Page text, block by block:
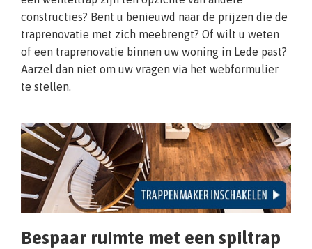
constructies? Bent u benieuwd naar de prijzen die de
traprenovatie met zich meebrengt? Of wilt u weten
of een traprenovatie binnen uw woning in Lede past?
Aarzel dan niet om uw vragen via het webformulier
te stellen.
Bespaar ruimte met een spiltrap